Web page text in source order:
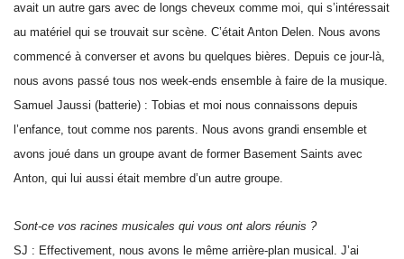
avait un autre gars avec de longs cheveux comme moi, qui s’intéressait
au matériel qui se trouvait sur scène. C’était Anton Delen. Nous avons
commencé à converser et avons bu quelques bières. Depuis ce jour-là,
nous avons passé tous nos week-ends ensemble à faire de la musique.
Samuel Jaussi (batterie) : Tobias et moi nous connaissons depuis
l’enfance, tout comme nos parents. Nous avons grandi ensemble et
avons joué dans un groupe avant de former Basement Saints avec
Anton, qui lui aussi était membre d’un autre groupe.
Sont-ce vos racines musicales qui vous ont alors réunis ?
SJ : Effectivement, nous avons le même arrière-plan musical. J’ai